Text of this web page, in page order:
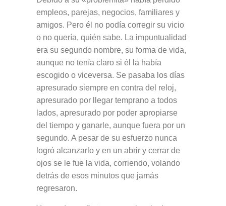
empleos, parejas, negocios, familiares y
amigos. Pero él no podía corregir su vicio
o no quería, quién sabe. La impuntualidad
era su segundo nombre, su forma de vida,
aunque no tenía claro si él la había
escogido o viceversa. Se pasaba los días
apresurado siempre en contra del reloj,
apresurado por llegar temprano a todos
lados, apresurado por poder apropiarse
del tiempo y ganarle, aunque fuera por un
segundo. A pesar de su esfuerzo nunca
logró alcanzarlo y en un abrir y cerrar de
ojos se le fue la vida, corriendo, volando
detrás de esos minutos que jamás
regresaron.